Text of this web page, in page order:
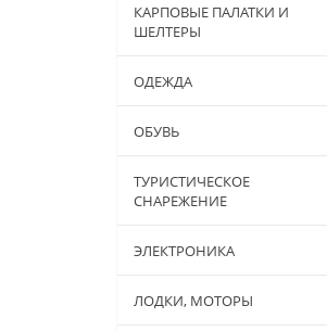
КАРПОВЫЕ ПАЛАТКИ И
ШЕЛТЕРЫ
ОДЕЖДА
ОБУВЬ
ТУРИСТИЧЕСКОЕ
СНАРЕЖЕНИЕ
ЭЛЕКТРОНИКА
ЛОДКИ, МОТОРЫ